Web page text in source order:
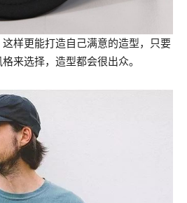
样更能打造自己满意的造型，只要
来选择，造型都会很出众。